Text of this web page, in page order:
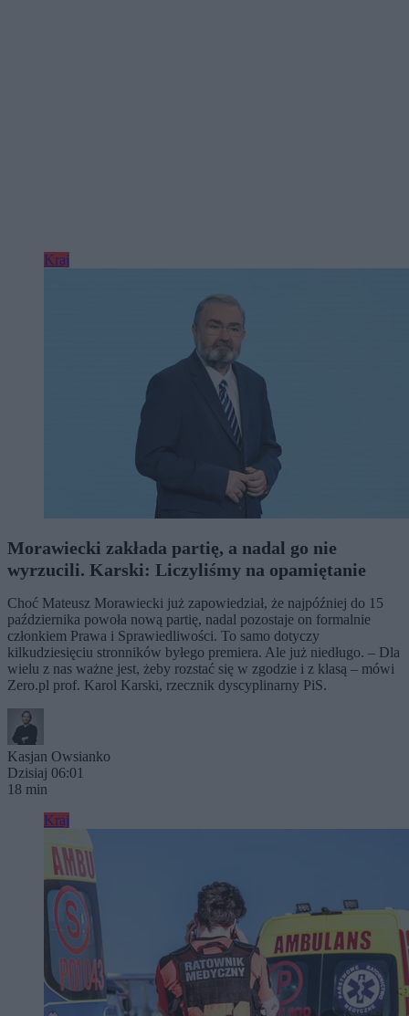
Kraj
Morawiecki zakłada partię, a nadal go nie
wyrzucili. Karski: Liczyliśmy na opamiętanie
Choć Mateusz Morawiecki już zapowiedział, że najpóźniej do 15
października powoła nową partię, nadal pozostaje on formalnie
członkiem Prawa i Sprawiedliwości. To samo dotyczy
kilkudziesięciu stronników byłego premiera. Ale już niedługo. – Dla
wielu z nas ważne jest, żeby rozstać się w zgodzie i z klasą – mówi
Zero.pl prof. Karol Karski, rzecznik dyscyplinarny PiS.
Kasjan Owsianko
Dzisiaj 06:01
18 min
Kraj